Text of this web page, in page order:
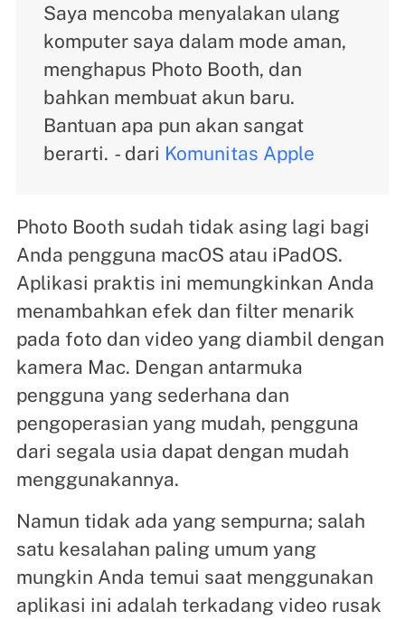
Saya mencoba menyalakan ulang
komputer saya dalam mode aman,
menghapus Photo Booth, dan
bahkan membuat akun baru.
Bantuan apa pun akan sangat
berarti. -dari Komunitas Apple
Photo Booth sudah tidak asing lagi bagi
Anda pengguna macOS atau iPadOS.
Aplikasi praktis ini memungkinkan Anda
menambahkan efek dan filter menarik
pada foto dan video yang diambil dengan
kamera Mac. Dengan antarmuka
pengguna yang sederhana dan
pengoperasian yang mudah, pengguna
dari segala usia dapat dengan mudah
menggunakannya.
Namun tidak ada yang sempurna; salah
satu kesalahan paling umum yang
mungkin Anda temui saat menggunakan
aplikasi ini adalah terkadang video rusak